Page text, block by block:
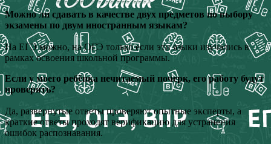
Можно ли сдавать в качестве двух предметов по выбору
экзамены по двум иностранным языкам?
На ЕГЭ можно, на ОГЭ только если эти языки изучались в
рамках освоения школьной программы.
Если у моего ребёнка нечитаемый почерк, его работу будут
проверять?
Да, развернутые ответы проверяют опытные эксперты, а
краткие ответы проходят верификацию для устранения
ошибок распознавания.